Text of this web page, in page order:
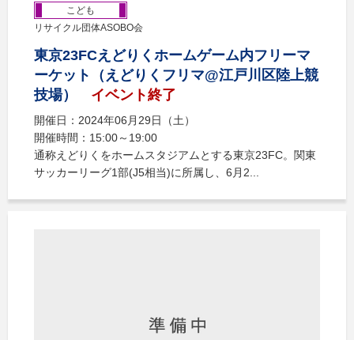
こども
リサイクル団体ASOBO会
東京23FCえどりくホームゲーム内フリーマ
ーケット（えどりくフリマ@江戸川区陸上競
技場）
イベント終了
開催日：2024年06月29日（土）
開催時間：15:00～19:00
通称えどりくをホームスタジアムとする東京23FC。関東
サッカーリーグ1部(J5相当)に所属し、6月2...